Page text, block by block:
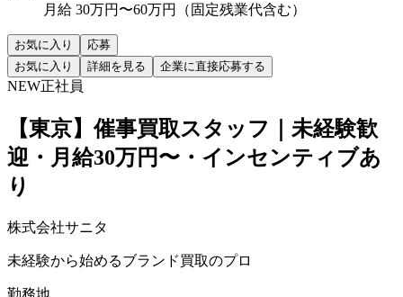
月給 30万円〜60万円（固定残業代含む）
お気に入り
応募
お気に入り
詳細を見る 企業に直接応募する
NEW正社員
【東京】催事買取スタッフ｜未経験歓
迎・月給30万円〜・インセンティブあ
り
株式会社サニタ
未経験から始めるブランド買取のプロ
勤務地